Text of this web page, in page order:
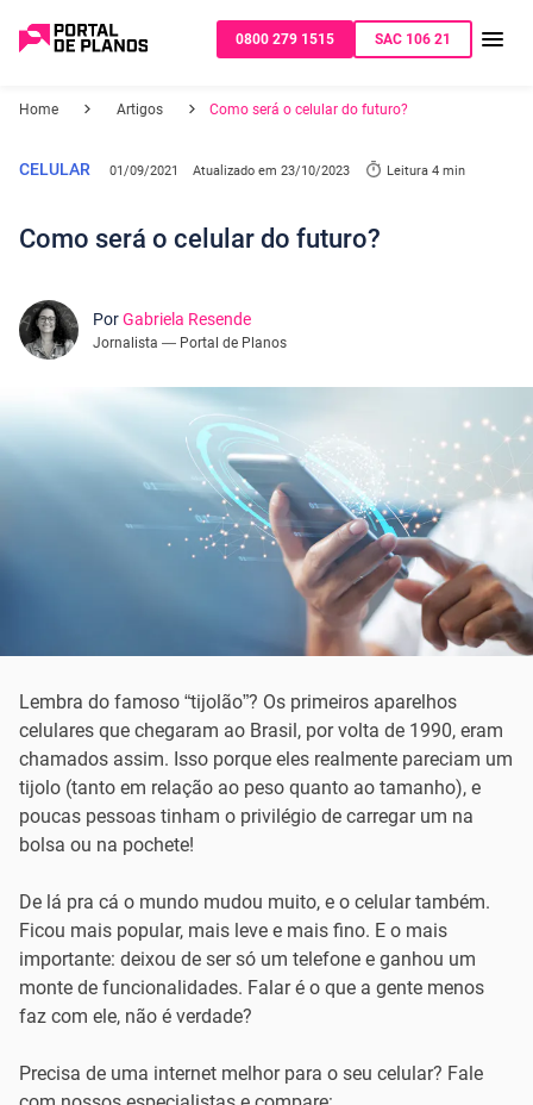
0800 279 1515 SAC 106 21
Home Artigos Como será o celular do futuro?
CELULAR 01/09/2021 Atualizado em 23/10/2023 Leitura 4 min
Como será o celular do futuro?
PorGabriela Resende
Jornalista — Portal de Planos
Lembra do famoso “tijolão”? Os primeiros aparelhos
celulares que chegaram ao Brasil, por volta de 1990, eram
chamados assim. Isso porque eles realmente pareciam um
tijolo (tanto em relação ao peso quanto ao tamanho), e
poucas pessoas tinham o privilégio de carregar um na
bolsa ou na pochete!
De lá pra cá o mundo mudou muito, e o celular também.
Ficou mais popular, mais leve e mais fino. E o mais
importante: deixou de ser só um telefone e ganhou um
monte de funcionalidades. Falar é o que a gente menos
faz com ele, não é verdade?
Precisa de uma internet melhor para o seu celular? Fale